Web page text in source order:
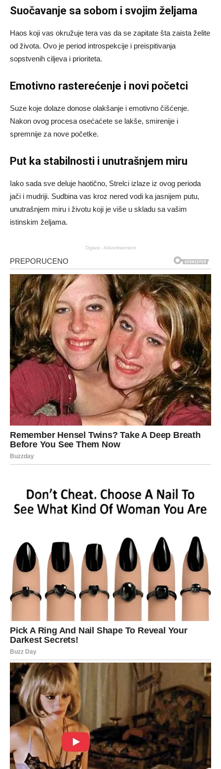
Suočavanje sa sobom i svojim željama
Haos koji vas okružuje tera vas da se zapitate šta zaista želite
od života. Ovo je period introspekcije i preispitivanja
sopstvenih ciljeva i prioriteta.
Emotivno rasterećenje i novi početci
Suze koje dolaze donose olakšanje i emotivno čišćenje.
Nakon ovog procesa osećaćete se lakše, smirenije i
spremnije za nove početke.
Put ka stabilnosti i unutrašnjem miru
Iako sada sve deluje haotično, Strelci izlaze iz ovog perioda
jači i mudriji. Sudbina vas kroz nered vodi ka jasnijem putu,
unutrašnjem miru i životu koji je više u skladu sa vašim
istinskim željama.
Oglasi - Advertisement